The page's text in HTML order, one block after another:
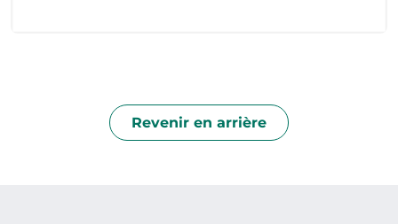
Revenir en arrière